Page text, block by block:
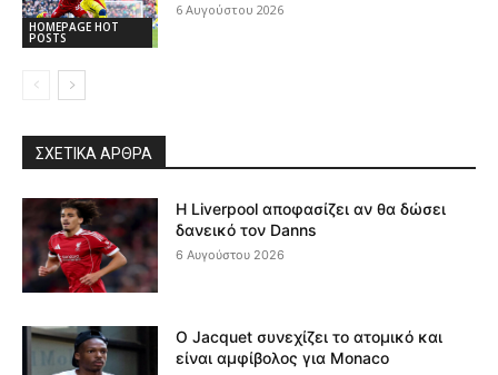
HOMEPAGE HOT
POSTS
6 Αυγούστου 2026
ΣΧΕΤΙΚΆ ΆΡΘΡΑ
Η Liverpool αποφασίζει αν θα δώσει
δανεικό τον Danns
6 Αυγούστου 2026
Ο Jacquet συνεχίζει το ατομικό και
είναι αμφίβολος για Monaco